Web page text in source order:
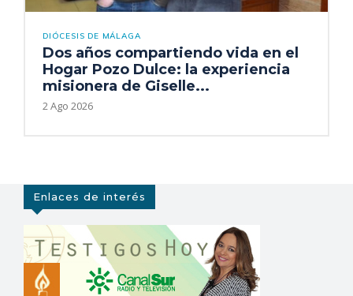
DIÓCESIS DE MÁLAGA
Dos años compartiendo vida en el
Hogar Pozo Dulce: la experiencia
misionera de Giselle...
2 Ago 2026
Enlaces de interés